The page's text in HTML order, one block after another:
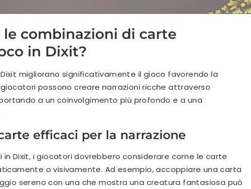
le combinazioni di carte
in Dixit?
migliorano significativamente il gioco favorendo la
possono creare narrazioni ricche attraverso
a un coinvolgimento più profondo e a una
efficaci per la narrazione
in Dixit, i giocatori dovrebbero considerare come le carte
o visivamente. Ad esempio, accoppiare una carta
sereno con una che mostra una creatura fantasiosa può